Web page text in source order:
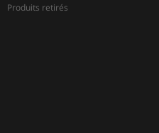
Produits retirés